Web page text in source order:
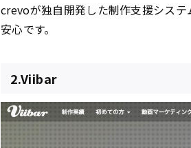
crevoが独自開発した制作支援シス
安心です。
2.Viibar